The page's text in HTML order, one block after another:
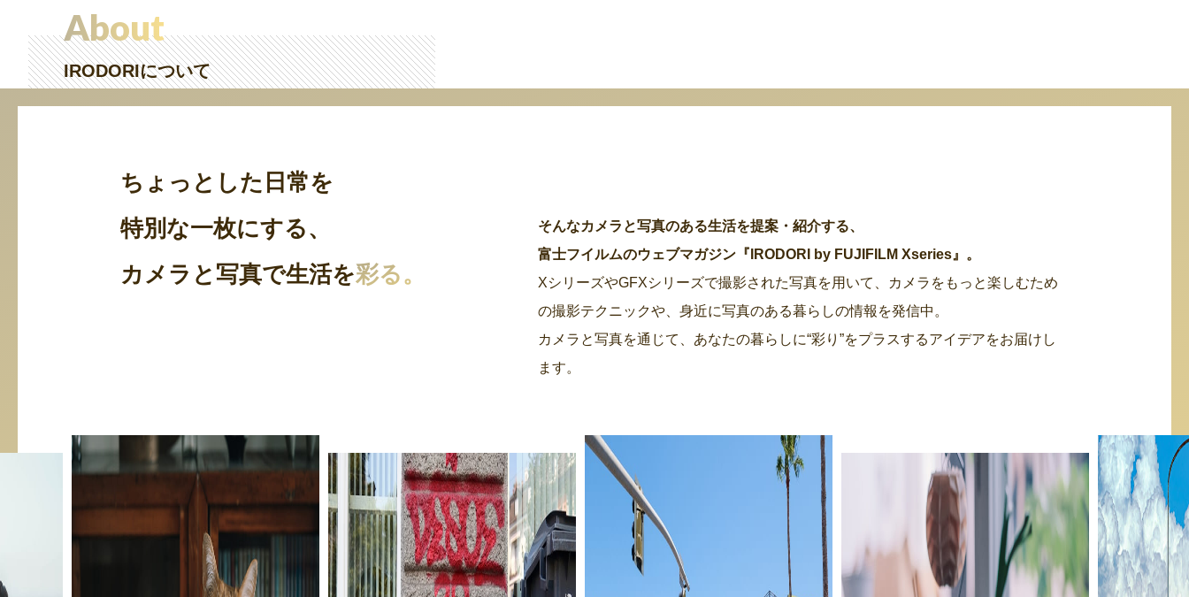
About
IRODORIについて
ちょっとした日常を
特別な一枚にする、
カメラと写真で生活を彩る。
そんなカメラと写真のある生活を提案・紹介する、
富士フイルムのウェブマガジン『IRODORI by FUJIFILM Xseries』。
XシリーズやGFXシリーズで撮影された写真を用いて、カメラをもっと楽しむため
の撮影テクニックや、身近に写真のある暮らしの情報を発信中。
カメラと写真を通じて、あなたの暮らしに“彩り”をプラスするアイデアをお届けし
ます。